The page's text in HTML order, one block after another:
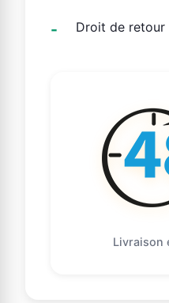
Droit de retour
Livraison